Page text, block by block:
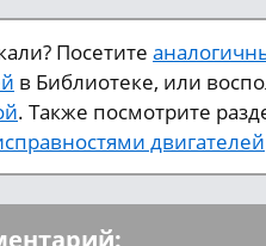
Посетите
в Библиотеке, или
. Также посмотрите
двигателей